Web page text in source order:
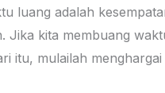
luang adalah
Jika kita membuang
itu, mulailah